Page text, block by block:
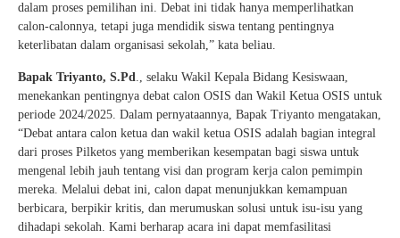
dalam proses pemilihan ini. Debat ini tidak hanya memperlihatkan
calon-calonnya, tetapi juga mendidik siswa tentang pentingnya
keterlibatan dalam organisasi sekolah,” kata beliau.
Bapak Triyanto, S.Pd., selaku Wakil Kepala Bidang Kesiswaan,
menekankan pentingnya debat calon OSIS dan Wakil Ketua OSIS untuk
periode 2024/2025. Dalam pernyataannya, Bapak Triyanto mengatakan,
“Debat antara calon ketua dan wakil ketua OSIS adalah bagian integral
dari proses Pilketos yang memberikan kesempatan bagi siswa untuk
mengenal lebih jauh tentang visi dan program kerja calon pemimpin
mereka. Melalui debat ini, calon dapat menunjukkan kemampuan
berbicara, berpikir kritis, dan merumuskan solusi untuk isu-isu yang
dihadapi sekolah. Kami berharap acara ini dapat memfasilitasi